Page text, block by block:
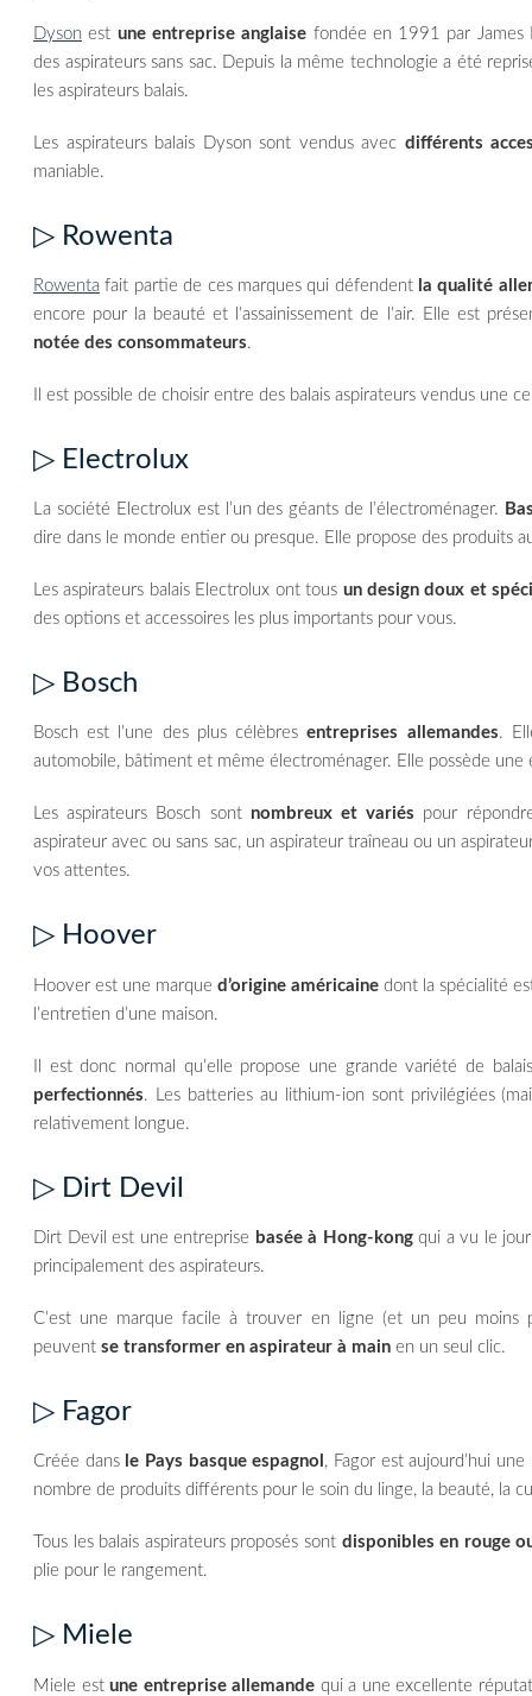
Dyson est une entreprise anglaise fondée en 1991 par James
des aspirateurs sans sac. Depuis la même technologie a été
les aspirateurs balais.
Les aspirateurs balais Dyson sont vendus avec différents
maniable.
▷ Rowenta
Rowenta fait partie de ces marques qui défendent la qualité
encore pour la beauté et l’assainissement de l’air. Elle est
notée des consommateurs.
Il est possible de choisir entre des balais aspirateurs vendus une
▷ Electrolux
La société Electrolux est l’un des géants de l’électroménager.
dire dans le monde entier ou presque. Elle propose des produits
Les aspirateurs balais Electrolux ont tous un design doux et
des options et accessoires les plus importants pour vous.
▷ Bosch
Bosch est l’une des plus célèbresentreprises allemandes.
automobile, bâtiment et même électroménager. Elle possède
Les aspirateurs Bosch sont nombreux et variés pour
aspirateur avec ou sans sac, un aspirateur traîneau ou un
vos attentes.
▷ Hoover
Hoover est une marqued’origine américaine dont la spécialité
l’entretien d’une maison.
Il est donc normal qu’elle propose une grande variété de
perfectionnés. Les batteries au lithium-ion sont privilégiées
relativement longue.
▷ Dirt Devil
Dirt Devil est une entreprise basée à Hong-kongqui a vu le jour
principalement des aspirateurs.
C’est une marque facile à trouver en ligne (et un peu moins
peuvent se transformer en aspirateur à main en un seul clic.
▷ Fagor
Créée dans le Pays basque espagnol , Fagor est aujourd’hui
nombre de produits différents pour le soin du linge, la beauté, la
Tous les balais aspirateurs proposés sont disponibles en rouge
plie pour le rangement.
▷ Miele
Miele estune entreprise allemande qui a une excellente